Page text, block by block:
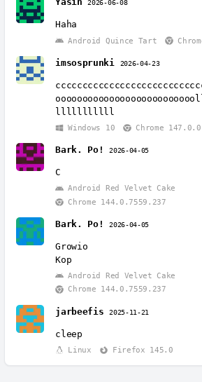
2026-06-08
Haha
Android Quince Tart
imsosprunki 2026-04-23
lllllllllll
Windows 10 Chrome
Bark. Po! 2026-04-05
C
Android Red Velvet Cake
Chrome 144.0.7559.237
Bark. Po! 2026-04-05
Growio
Kop
Android Red Velvet Cake
Chrome 144.0.7559.237
jarbeefis 2025-11-21
cleep
Linux Firefox 145.0